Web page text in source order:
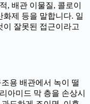
, 배관 이물질, 콜로이
제 등을 말합니다. 일
잘못된 접근이라고
용 배관에서 녹이 떨
아미드 막 층을 손상시